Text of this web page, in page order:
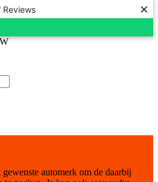
Reviews ×
automerk om de daarbij